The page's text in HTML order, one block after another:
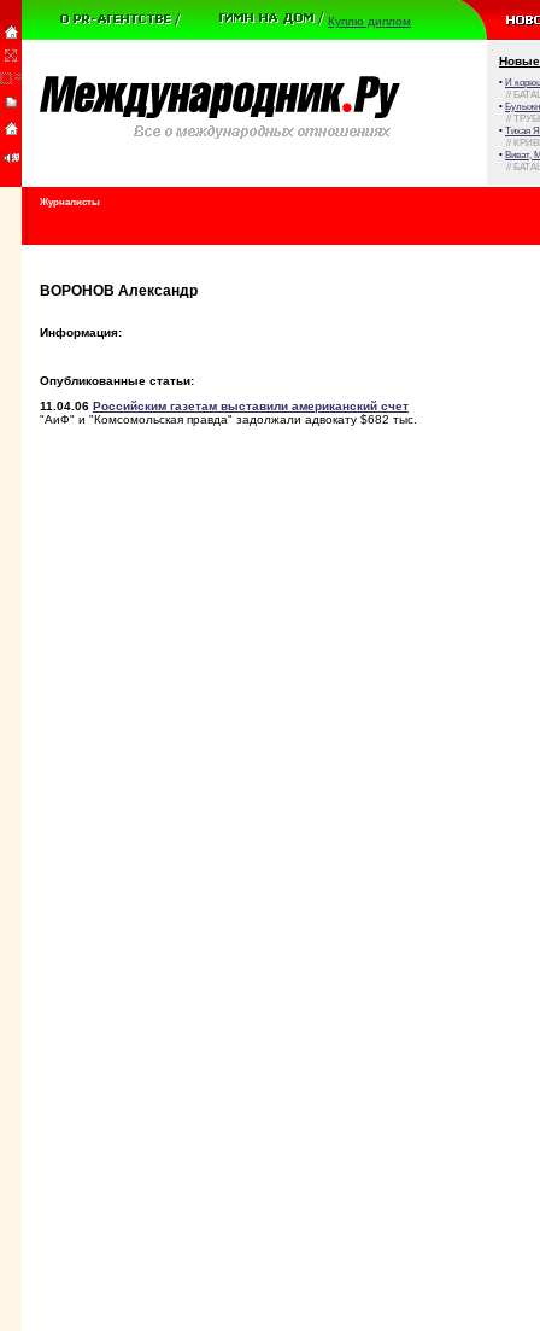
Куплю диплом
Новые
• И
//
•
//
• Тихая
//
• Виват,
//
Журналисты
ВОРОНОВ Александр
Информация:
Опубликованные статьи:
11.04.06 Российским газетам выставили американский счет
"АиФ" и "Комсомольская правда" задолжали адвокату $682 тыс.